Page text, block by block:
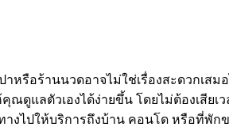
รือร้านนวดอาจไม่ใช่เรื่องสะดวกเสมอ
แลตัวเองได้ง่ายขึ้น โดยไม่ต้องเสียเว
ทางไปให้บริการถึงบ้าน คอนโด หรือที่